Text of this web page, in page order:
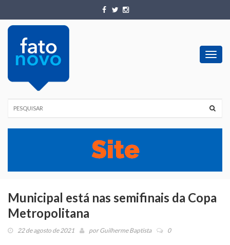
Municipal está nas semifinais da Copa
Metropolitana
22 de agosto de 2021 porGuilherme Baptista 0